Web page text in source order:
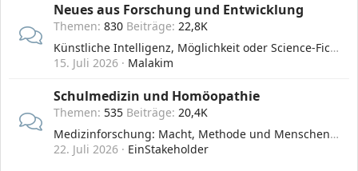
Neues aus Forschung und Entwicklung
Themen 830 Beiträge 22,8K
Künstliche Intelligenz, Möglichkeit oder Science-Fiction?
15. Juli 2026
Malakim
Schulmedizin und Homöopathie
Themen 535 Beiträge 20,4K
Medizinforschung: Macht, Methode und Menschenversuche der Pharma-Industrie
22. Juli 2026
EinStakeholder